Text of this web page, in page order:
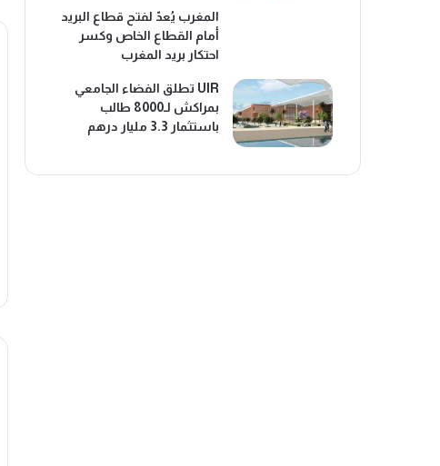
المغرب يُعدّ لفتح قطاع البريد
أمام القطاع الخاص وكسر
احتكار بريد المغرب
UIR تطلق الفضاء الجامعي
بمراكش لـ8000 طالب
باستثمار 3.3 مليار درهم